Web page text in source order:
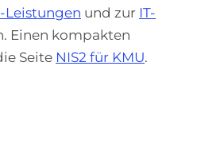
und zur IT-
Einen kompakten
Seite NIS2 für KMU.